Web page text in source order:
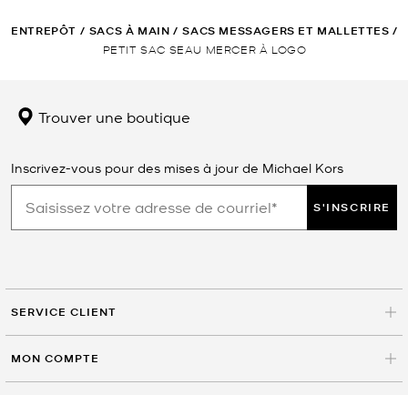
ENTREPÔT / SACS À MAIN / SACS MESSAGERS ET MALLETTES /
PETIT SAC SEAU MERCER À LOGO
Trouver une boutique
Inscrivez-vous pour des mises à jour de Michael Kors
S'INSCRIRE
SERVICE CLIENT
MON COMPTE